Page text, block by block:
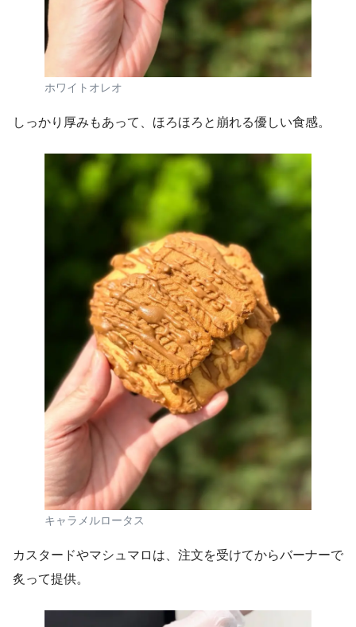
ホワイトオレオ
しっかり厚みもあって、ほろほろと崩れる優しい食感。
キャラメルロータス
カスタードやマシュマロは、注文を受けてからバーナーで
炙って提供。